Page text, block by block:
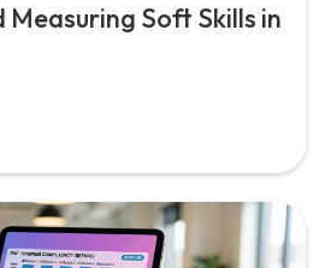
Measuring Soft Skills in